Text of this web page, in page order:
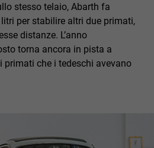
stesso telaio, Abarth fa
per stabilire altri due primati,
distanze. L’anno
torna ancora in pista a
primati che i tedeschi avevano